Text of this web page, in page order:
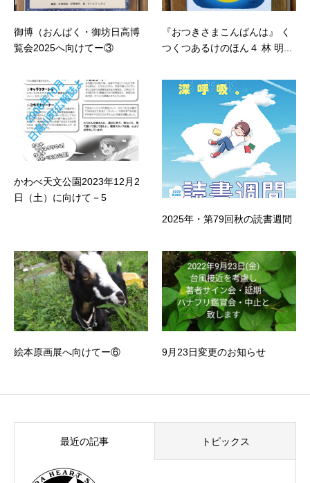
御博（おんぱく・御坊日高博
覧会2025へ向けてー③
『おつきさまこんばんは』 く
つくつあるけのほん４ 林 明...
かわべ天文公園2023年12月2
日（土）に向けて－5
2025年・第79回秋の読書週間
絵本原画展へ向けてー⑥ 9月23日変更のお知らせ
最近の記事 トピックス